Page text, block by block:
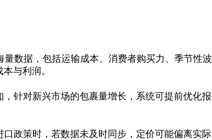
量数据，包括运输成本、消费者购买力、季节性
与利润。
针对新兴市场的包裹量增长，系统可提前优化
政策时，若数据未及时同步，定价可能偏离实